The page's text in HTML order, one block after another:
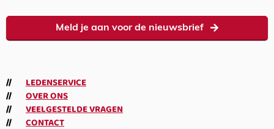
Meld je aan voor de nieuwsbrief
LEDENSERVICE
OVER ONS
VEELGESTELDE VRAGEN
CONTACT